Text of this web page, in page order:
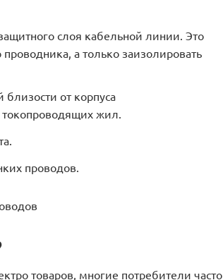
слоя кабельной линии. Это
а только заизолировать
от корпуса
жил.
проводов.
товаров, многие потребители часто